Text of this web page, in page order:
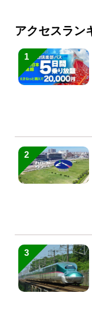
アクセスラン
1
2
3